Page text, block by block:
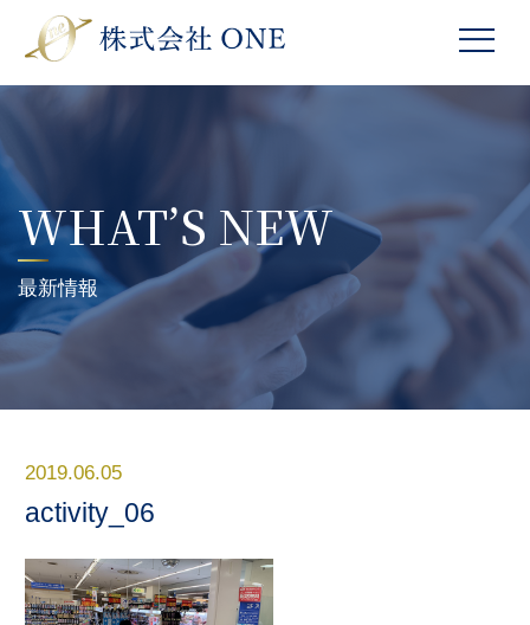
WHAT’S NEW
最新情報
2019.06.05
activity_06